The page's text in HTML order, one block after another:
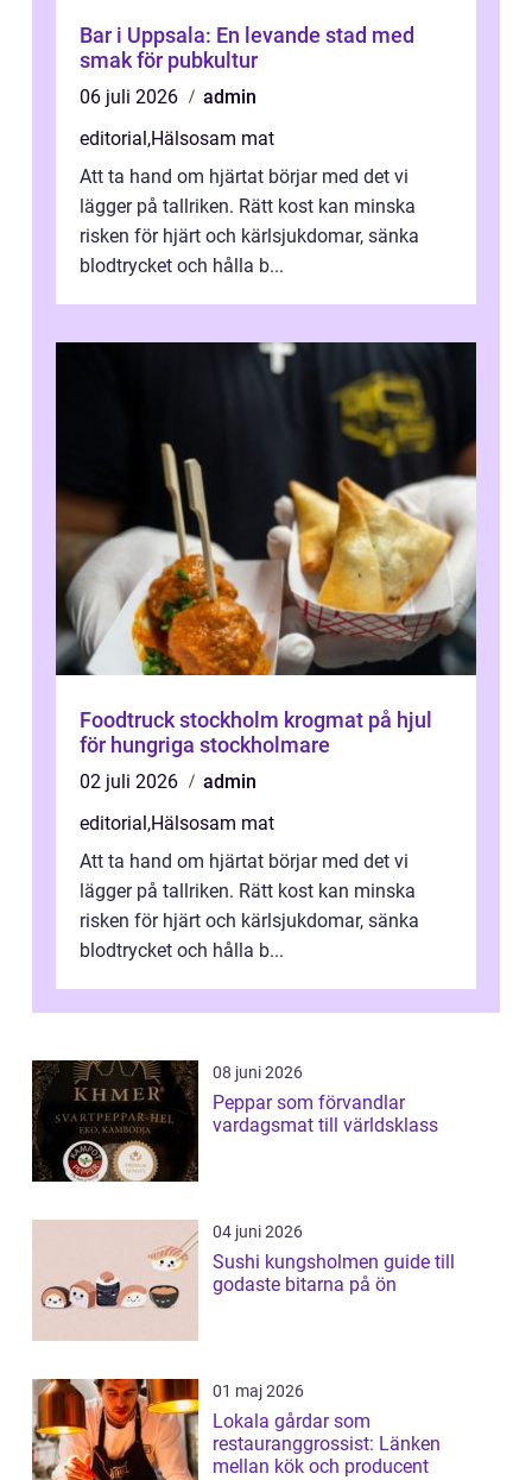
Bar i Uppsala: En levande stad med
smak för pubkultur
06 juli 2026
admin
editorial,Hälsosam mat
Att ta hand om hjärtat börjar med det vi
lägger på tallriken. Rätt kost kan minska
risken för hjärt och kärlsjukdomar, sänka
blodtrycket och hålla b...
Foodtruck stockholm krogmat på hjul
för hungriga stockholmare
02 juli 2026
admin
editorial,Hälsosam mat
Att ta hand om hjärtat börjar med det vi
lägger på tallriken. Rätt kost kan minska
risken för hjärt och kärlsjukdomar, sänka
blodtrycket och hålla b...
08 juni 2026
Peppar som förvandlar
vardagsmat till världsklass
04 juni 2026
Sushi kungsholmen guide till
godaste bitarna på ön
01 maj 2026
Lokala gårdar som
restauranggrossist: Länken
mellan kök och producent